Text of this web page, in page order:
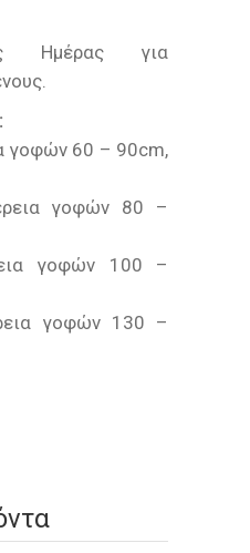
Ημέρας για
γοφών 60 – 90cm,
γοφών 80 –
γοφών 100 –
γοφών 130 –